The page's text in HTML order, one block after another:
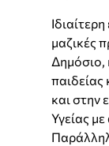
μαζικές
Δημόσιο,
παιδείας
και στην
Υγείας